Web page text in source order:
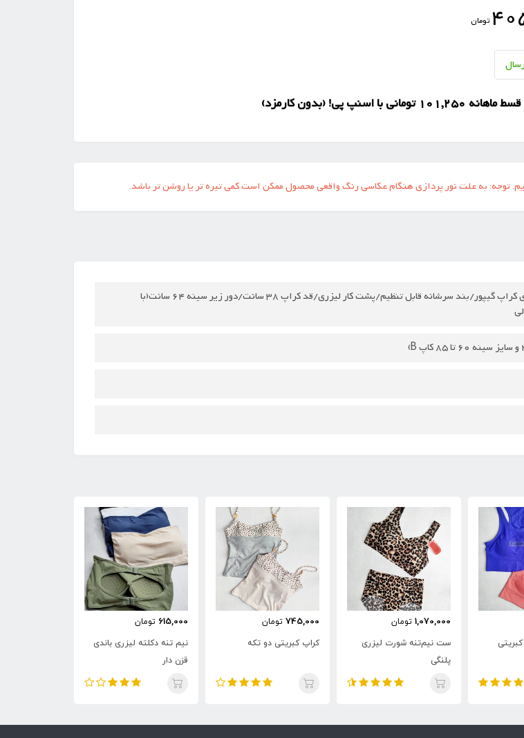
تومان
توجه: به علت نور پردازی هنگام عکاسی رنگ واقعی محصول ممکن است کمی تیره تر یا روشن تر باشد.
سفارش اروپا/کاپ متحرک/روی کراپ گیپور/بند سرشانه قابل تنظیم/پشت کار لیزری/قد کراپ 38 سانت/دور زیر سینه 64 سانت(با
1,070,000 تومان
ست نیم‌تنه شورت لیزری
پلنگی
745,000 تومان
کراپ کبریتی دو تکه
615,000 تومان
نیم تنه دکلته لیزری باندی
قزن دار